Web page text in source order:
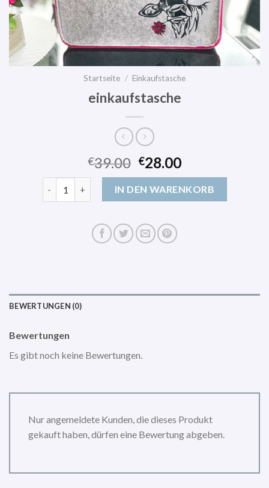
Startseite / Einkaufstasche
einkaufstasche
€39.00 €28.00
einkaufstasche MengeIN DEN WARENKORB
BEWERTUNGEN (0)
Bewertungen
Es gibt noch keine Bewertungen.
Nur angemeldete Kunden, die dieses Produkt
gekauft haben, dürfen eine Bewertung abgeben.